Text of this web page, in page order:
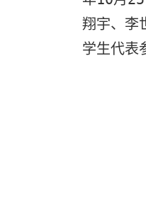
翔宇、李
学生代表